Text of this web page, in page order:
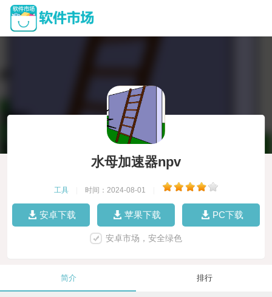
水母加速器npv
工具 时间：2024-08-01
安卓下载 苹果下载 PC下载
安卓市场，安全绿色
简介 排行